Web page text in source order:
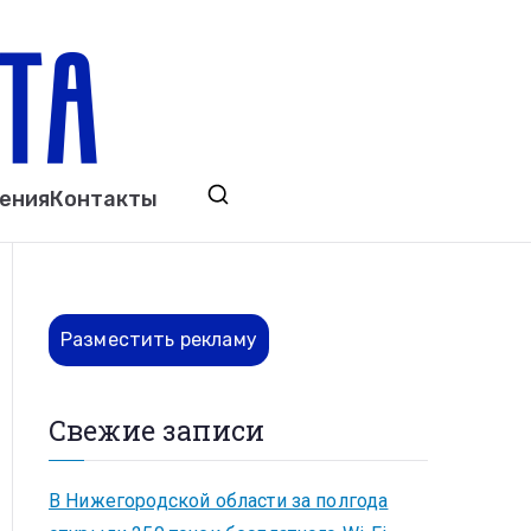
Выкса. Муром. Кулебаки. Навашино,
Контакты
Разместить рекламу
Свежие записи
В Нижегородской области за полгода